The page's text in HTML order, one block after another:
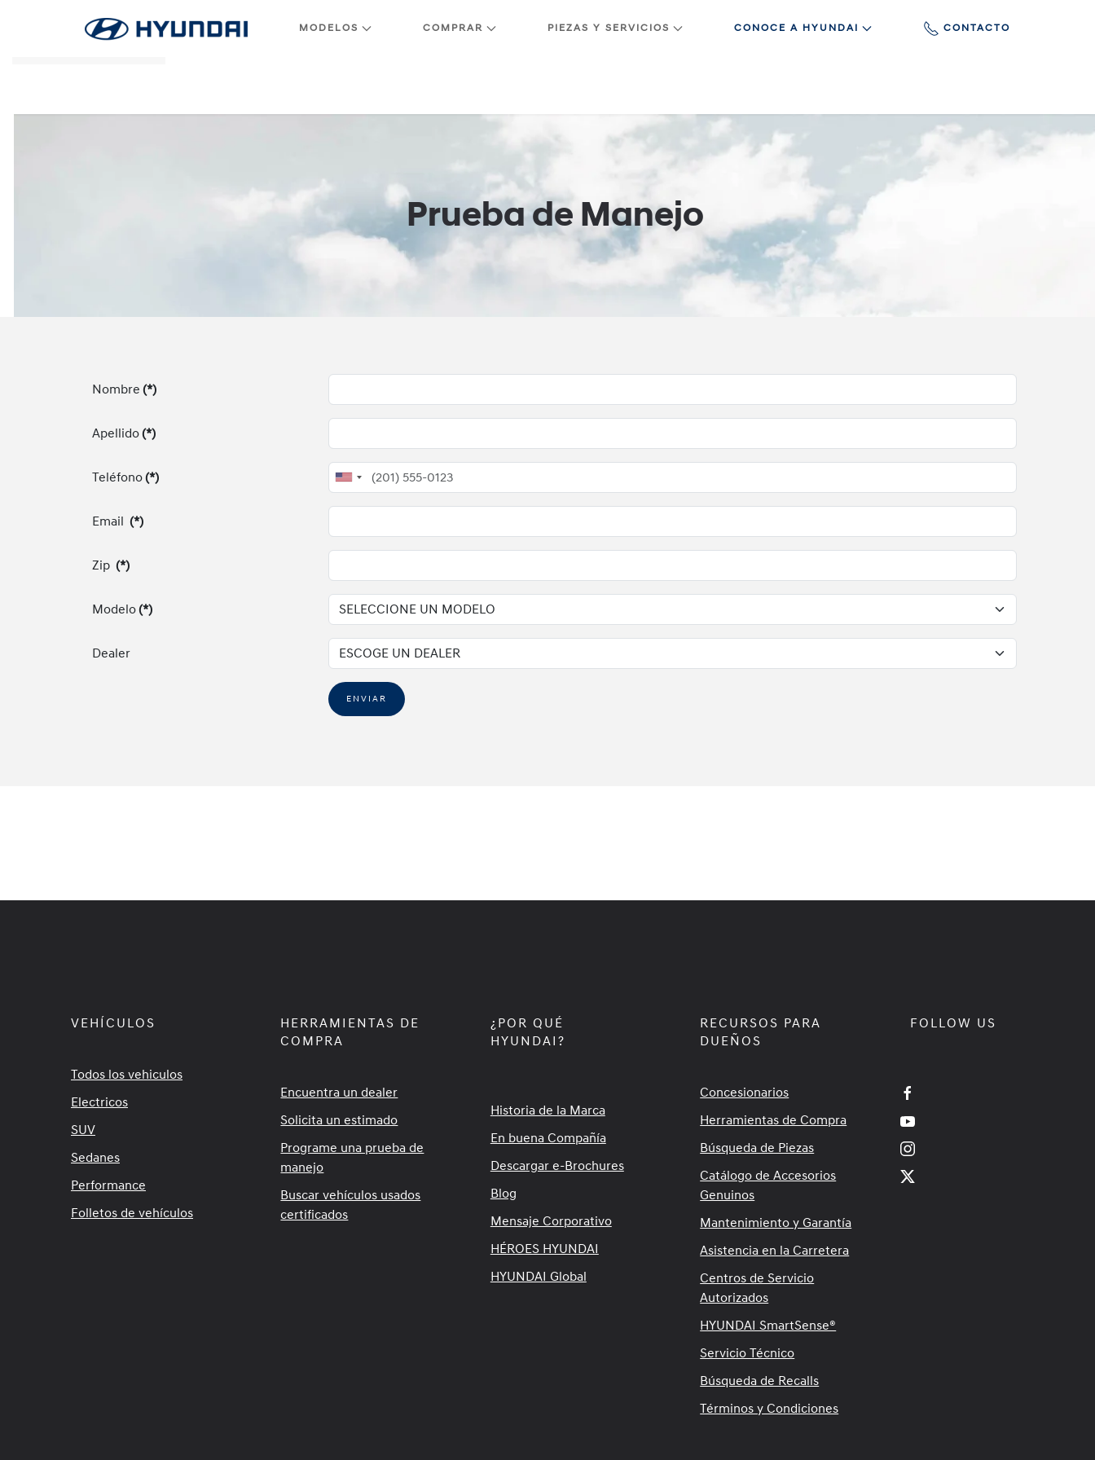
Skip to main content
MODELOS COMPRAR PIEZAS Y SERVICIOS CONOCE A HYUNDAI CONTACTO
Prueba de Manejo
Nombre (*)
Apellido(*)
Teléfono(*)
United
Email (*)
Zip (*)
Modelo(*)
Dealer
ENVIAR
VEHÍCULOS
Todos los vehiculos
Electricos
SUV
Sedanes
Performance
Folletos de vehículos
HERRAMIENTAS DE
COMPRA
Encuentra un dealer
Solicita un estimado
Programe una prueba de
manejo
Buscar vehículos usados
certificados
¿POR QUÉ
HYUNDAI?
Historia de la Marca
En buena Compañía
Descargar e-Brochures
Blog
Mensaje Corporativo
HÉROES HYUNDAI
HYUNDAI Global
RECURSOS PARA
DUEÑOS
Concesionarios
Herramientas de Compra
Búsqueda de Piezas
Catálogo de Accesorios
Genuinos
Mantenimiento y Garantía
Asistencia en la Carretera
Centros de Servicio
Autorizados
HYUNDAI SmartSense®
Servicio Técnico
Búsqueda de Recalls
Términos y Condiciones
FOLLOW US